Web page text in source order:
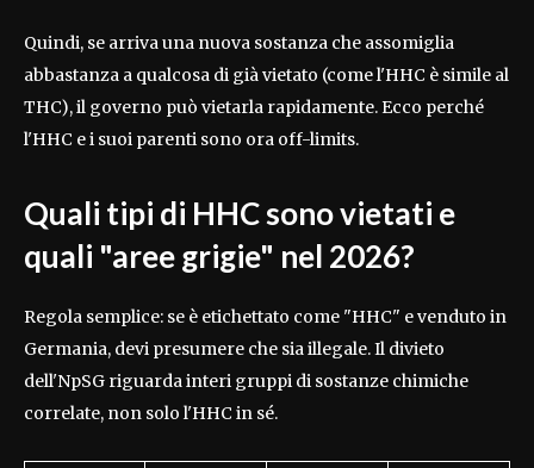
Quindi, se arriva una nuova sostanza che assomiglia
abbastanza a qualcosa di già vietato (come l'HHC è simile al
THC), il governo può vietarla rapidamente. Ecco perché
l'HHC e i suoi parenti sono ora off-limits.
Quali tipi di HHC sono vietati e
quali "aree grigie" nel 2026?
Regola semplice: se è etichettato come "HHC" e venduto in
Germania, devi presumere che sia illegale. Il divieto
dell'NpSG riguarda interi gruppi di sostanze chimiche
correlate, non solo l'HHC in sé.